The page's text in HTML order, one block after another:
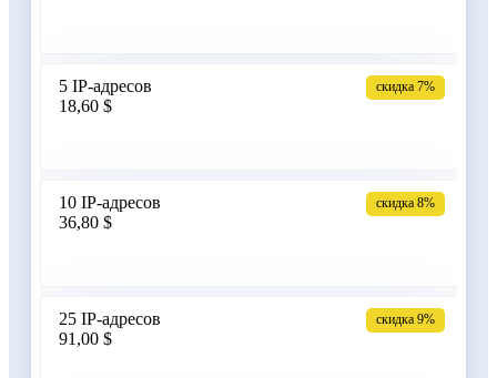
5 IP-адресов
18,60 $
скидка 7%
10 IP-адресов
36,80 $
скидка 8%
25 IP-адресов
91,00 $
скидка 9%